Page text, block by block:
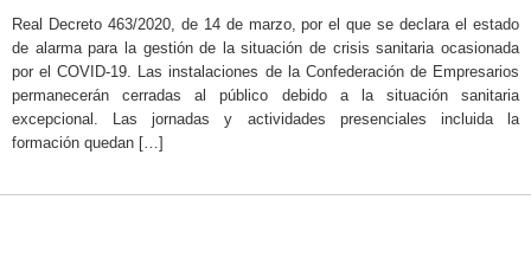
Real Decreto 463/2020, de 14 de marzo, por el que se declara el estado
de alarma para la gestión de la situación de crisis sanitaria ocasionada
por el COVID-19. Las instalaciones de la Confederación de Empresarios
permanecerán cerradas al público debido a la situación sanitaria
excepcional. Las jornadas y actividades presenciales incluida la
formación quedan […]